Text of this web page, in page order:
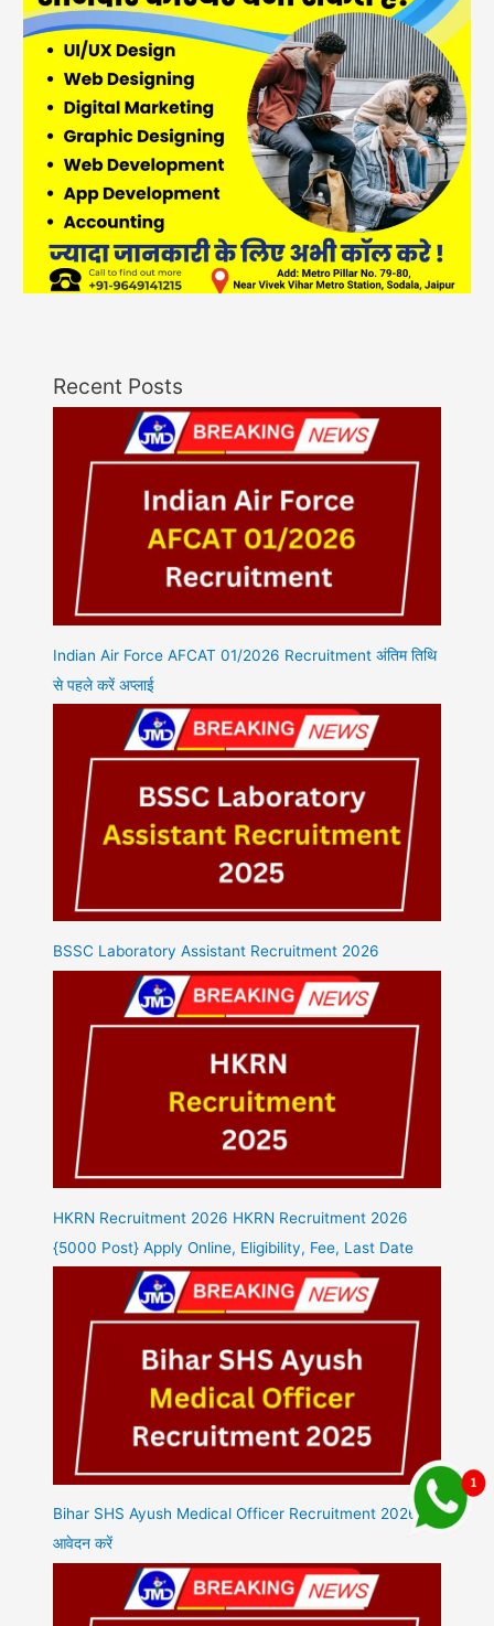
Recent Posts
Indian Air Force AFCAT 01/2026 Recruitment अंतिम तिथि
से पहले करें अप्लाई
BSSC Laboratory Assistant Recruitment 2026
HKRN Recruitment 2026 HKRN Recruitment 2026
{5000 Post} Apply Online, Eligibility, Fee, Last Date
Bihar SHS Ayush Medical Officer Recruitment 2026
आवेदन करें